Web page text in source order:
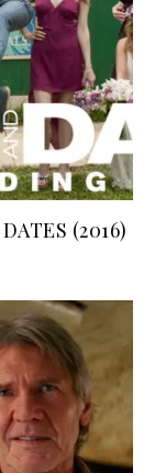
(2016)